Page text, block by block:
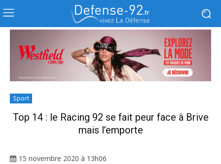
Sport
Top 14 : le Racing 92 se fait peur face à Brive
mais l’emporte
15 novembre 2020 à 13h06